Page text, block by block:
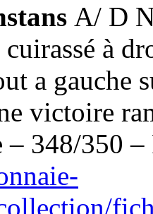
A/ D
cuirassé à
a gauche
victoire
– 348/350